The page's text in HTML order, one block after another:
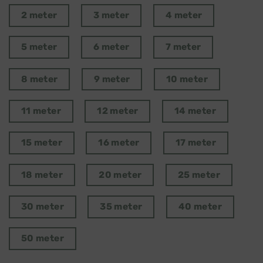
2 meter 3 meter 4 meter
5 meter 6 meter 7 meter
8 meter 9 meter 10 meter
11 meter 12 meter 14 meter
15 meter 16 meter 17 meter
18 meter 20 meter 25 meter
30 meter 35 meter 40 meter
50 meter